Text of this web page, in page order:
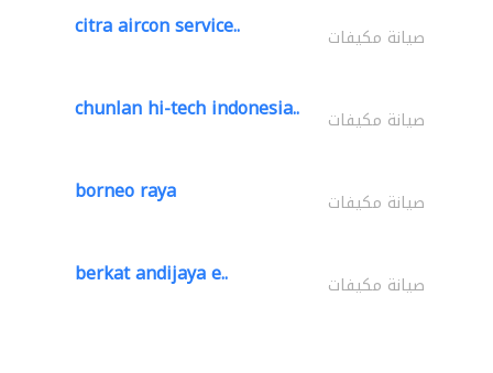
citra aircon service.. صيانة مكيفات
chunlan hi-tech indonesia.. صيانة مكيفات
borneo raya صيانة مكيفات
berkat andijaya e.. صيانة مكيفات